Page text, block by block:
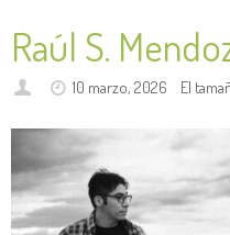
Raúl S.
10 marzo, 2026 El